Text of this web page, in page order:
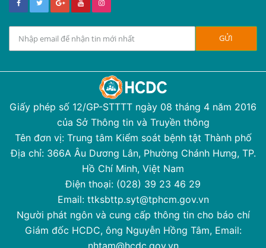
Giấy phép số 12/GP-STTTT ngày 08 tháng 4 năm 2016
của Sở Thông tin và Truyền thông
Tên đơn vị: Trung tâm Kiểm soát bệnh tật Thành phố
Địa chỉ: 366A Âu Dương Lân, Phường Chánh Hưng, TP.
Hồ Chí Minh, Việt Nam
Điện thoại: (028) 39 23 46 29
Email: ttksbttp.syt@tphcm.gov.vn
Người phát ngôn và cung cấp thông tin cho báo chí
Giám đốc HCDC, ông Nguyễn Hồng Tâm, Email:
nhtam@hcdc.gov.vn